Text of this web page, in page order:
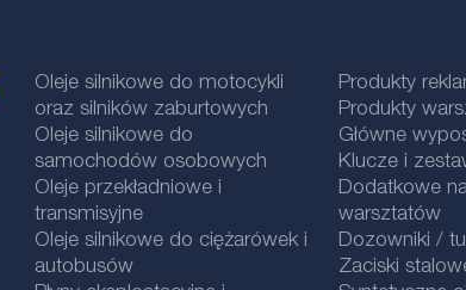
Oleje silnikowe do motocykli
oraz silników zaburtowych
Oleje silnikowe do
samochodów osobowych
Oleje przekładniowe i
transmisyjne
Oleje silnikowe do ciężarówek i
autobusów
Produkty
Produkty
Główne
Klucze i
Dodatkowe
warsztatów
Dozowniki /
Zaciski